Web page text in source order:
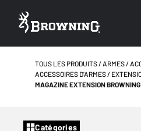
TOUS LES PRODUITS ARMES
ACCESSOIRES D'ARMES
MAGAZINE EXTENSION BROWNING
Catégories